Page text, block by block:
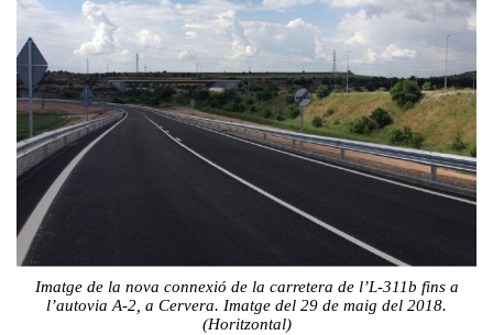
Imatge de la nova connexió de la carretera de l’L-311b fins a
l’autovia A-2, a Cervera. Imatge del 29 de maig del 2018.
(Horitzontal)